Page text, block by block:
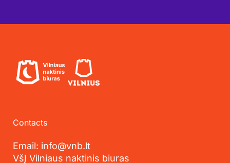
Contacts
Email: info@vnb.lt
VšĮ Vilniaus naktinis biuras